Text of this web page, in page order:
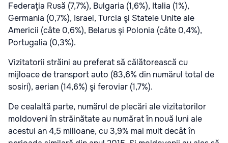
Federaţia Rusă (7,7%), Bulgaria (1,6%), Italia (1%),
Germania (0,7%), Israel, Turcia şi Statele Unite ale
Americii (câte 0,6%), Belarus şi Polonia (câte 0,4%),
Portugalia (0,3%).
Vizitatorii străini au preferat să călătorească cu
mijloace de transport auto (83,6% din numărul total de
sosiri), aerian (14,6%) şi feroviar (1,7%).
De cealaltă parte, numărul de plecări ale vizitatorilor
moldoveni în străinătate au numărat în nouă luni ale
acestui an 4,5 milioane, cu 3,9% mai mult decât în